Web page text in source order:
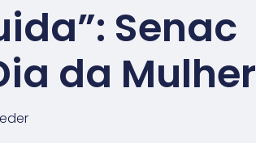
Senac
da Mulher